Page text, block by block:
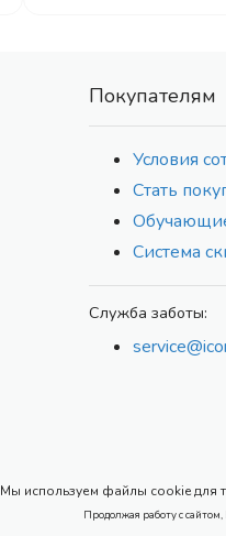
Покупателям
Условия
Стать
Система
Служба заботы:
Мы используем файлы cookie для
Продолжая работу с